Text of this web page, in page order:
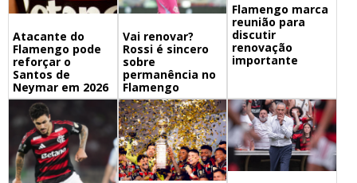
Atacante do
Flamengo pode
reforçar o
Santos de
Neymar em 2026
Vai renovar?
Rossi é sincero
sobre
permanência no
Flamengo
Flamengo marca
reunião para
discutir
renovação
importante